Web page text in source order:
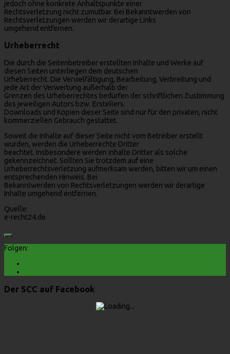
jedoch ohne konkrete Anhaltspunkte einer
Rechtsverletzung nicht zumutbar. Bei Bekanntwerden von
Rechtsverletzungen werden wir derartige Links
umgehend entfernen.
Urheberrecht
Die durch die Seitenbetreiber erstellten Inhalte und Werke auf
diesen Seiten unterliegen dem deutschen
Urheberrecht. Die Vervielfältigung, Bearbeitung, Verbreitung und
jede Art der Verwertung außerhalb der
Grenzen des Urheberrechtes bedürfen der schriftlichen Zustimmung
des jeweiligen Autors bzw. Erstellers.
Downloads und Kopien dieser Seite sind nur für den privaten, nicht
kommerziellen Gebrauch gestattet.
Soweit die Inhalte auf dieser Seite nicht vom Betreiber erstellt
wurden, werden die Urheberrechte Dritter
beachtet. Insbesondere werden Inhalte Dritter als solche
gekennzeichnet. Sollten Sie trotzdem auf eine
Urheberrechtsverletzung aufmerksam werden, bitten wir um einen
entsprechenden Hinweis. Bei
Bekanntwerden von Rechtsverletzungen werden wir derartige
Inhalte umgehend entfernen.
Quelle:
e-recht24.de
Folgen:
Der SCC auf Facebook